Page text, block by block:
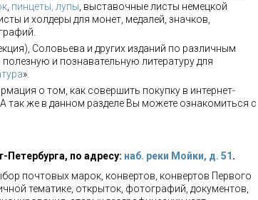
пинцеты, лупы , выставочные листы немецкой
и холдеры для монет, медалей, значков,
Соловьева и других изданий по различным
и познавательную литературу для
».
о том, как совершить покупку в интернет-
так же в данном разделе Вы можете ознакомиться с
Петербурга, по адресу: наб. реки Мойки, д. 51 .
почтовых марок, конвертов, конвертов Первого
тематике, открыток, фотографий, документов,